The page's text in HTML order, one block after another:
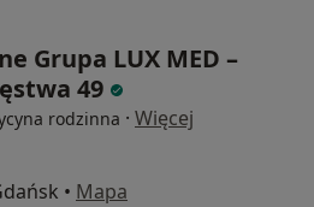
Grupa LUX MED –
49
rodzinna · Więcej
• Mapa